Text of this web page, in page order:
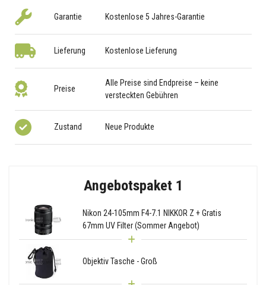
Garantie Kostenlose 5 Jahres-Garantie
Lieferung Kostenlose Lieferung
Preise
Alle Preise sind Endpreise – keine
versteckten Gebühren
Zustand Neue Produkte
Angebotspaket 1
Nikon 24-105mm F4-7.1 NIKKOR Z + Gratis
67mm UV Filter (Sommer Angebot)
Objektiv Tasche - Groß